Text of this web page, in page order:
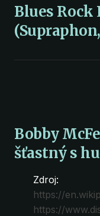
Blues Rock
Bobby
šťastný s
Zdroj:
https://
https://